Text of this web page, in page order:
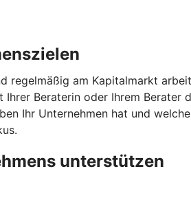
regelmäßig am Kapitalmarkt
Beraterin oder Ihrem Berater
Ihr Unternehmen hat und
unterstützen